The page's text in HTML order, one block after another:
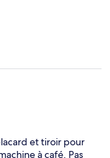
et tiroir pour
à café. Pas